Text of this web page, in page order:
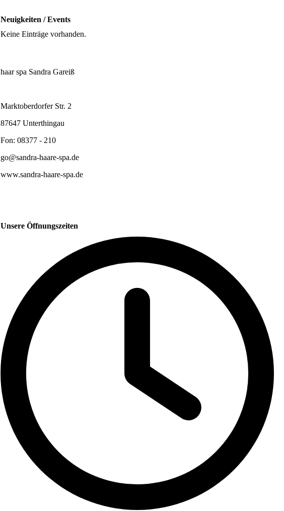
Neuigkeiten / Events
Keine Einträge vorhanden.
haar spa Sandra Gareiß
Marktoberdorfer Str. 2
87647 Unterthingau
Fon: 08377 - 210
go@sandra-haare-spa.de
www.sandra-haare-spa.de
Unsere Öffnungszeiten